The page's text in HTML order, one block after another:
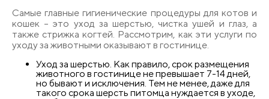
Самые главные гигиенические процедуры для котов и
кошек – это уход за шерстью, чистка ушей и глаз, а
также стрижка когтей. Рассмотрим, как эти услуги по
уходу за животными оказывают в гостинице.
Уход за шерстью. Как правило, срок размещения
животного в гостинице не превышает 7-14 дней,
но бывают и исключения. Тем не менее, даже для
такого срока шерсть питомца нуждается в уходе,